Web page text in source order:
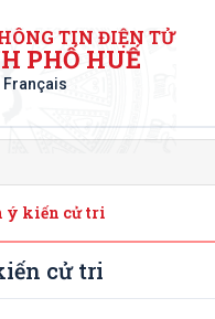
TIN ĐIỆN TỬ
PHỐ HUẾ
Français
ý kiến cử tri
cử tri